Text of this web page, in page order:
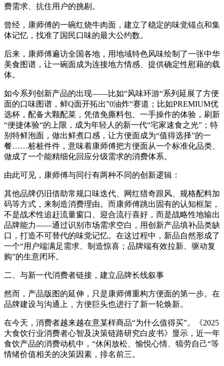
费需求、抗住用户的挑剔。
曾经，康师傅的一碗红烧牛肉面，建立了稳定的味觉锚点和集
体记忆，找准了国民口味的最大公约数。
后来，康师傅遍访全国各地，用地域特色风味绘制了一张中华
美食图谱，让一碗面成为连接地方情感、提供确定性慰藉的载
体。
如今系列创新产品的出现——比如“风味环游“系列延展了方便
面的口味图谱，鲜Q面开拓出”0油炸“赛道；比如PREMIUM优
选杯，配备大颗配菜，凭借免撕料包、一手操作的体验，刷新
“便捷体验“的上限，成为年轻人的新一代“宅家速食之光”；特
别特鲜泡面，做出鲜煮口感，让方便面成为“值得选择”的一
餐……桩桩件件，意味着康师傅把方便面从一个标准化品类、
做成了一个能精细化回应分级需求的消费体系。
由此可见，康师傅与同行有两种不同的创新逻辑：
其他品牌仍旧借助常规口味迭代、网红猎奇跟风、规格配料加
码等方式，来制造消费理由。而康师傅跳出固有的认知框架，
不是战术性追赶流量窗口、迎合流行喜好，而是战略性地输出
品牌能力——通过识别市场需求空白，用创新产品填补品类缺
口，打造不可替代的味觉记忆。在这过程中，新品自然形成了
一个“用户端满足需求、制造惊喜；品牌端有效拉新、驱动复
购”的生意闭环。
二、与新一代消费者链接，建立品牌长线叙事
然而，产品版图的延伸，只是康师傅重构方便面的第一步。在
品牌建设与沟通上，方便巨头也进行了新一轮焕新。
在今天，消费者越来越在意某样商品“为什么值得买”。《2025
大食饮行业消费者心智及决策链路研究白皮书》显示，近一年
食饮产品的消费动机中，“休闲放松、愉悦心情、犒劳自己“等
情绪价值相关的决策因素，排名前三。